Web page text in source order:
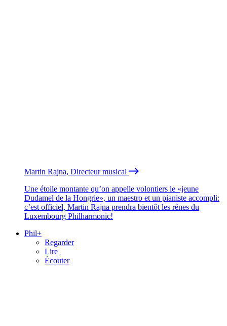
Martin Rajna, Directeur musical
Une étoile montante qu’on appelle volontiers le «jeune
Dudamel de la Hongrie», un maestro et un pianiste accompli:
c’est officiel, Martin Rajna prendra bientôt les rênes du
Luxembourg Philharmonic!
Phil+
Regarder
Lire
Écouter